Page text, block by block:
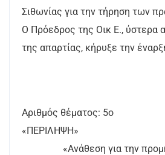
Σιθωνίας για την τήρηση των
Ο Πρόεδρος της Οικ Ε., ύστερα
της απαρτίας, κήρυξε την
Αριθμός θέματος: 5ο
«ΠΕΡΙΛΗΨΗ»
«Ανάθεση για την